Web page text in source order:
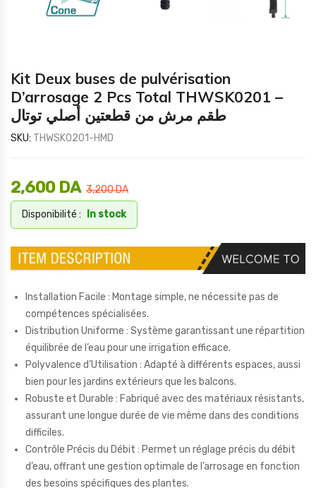
Kit Deux buses de pulvérisation
D’arrosage 2 Pcs Total THWSK0201 –
طقم مرش من قطعتين أصلي توتال
SKU: THWSK0201-HMD
3,200DA
2,600 DA
Disponibilité : In stock
Installation Facile : Montage simple, ne nécessite pas de
compétences spécialisées.
Distribution Uniforme : Système garantissant une répartition
équilibrée de l’eau pour une irrigation efficace.
Polyvalence d’Utilisation : Adapté à différents espaces, aussi
bien pour les jardins extérieurs que les balcons.
Robuste et Durable : Fabriqué avec des matériaux résistants,
assurant une longue durée de vie même dans des conditions
difficiles.
Contrôle Précis du Débit : Permet un réglage précis du débit
d’eau, offrant une gestion optimale de l’arrosage en fonction
des besoins spécifiques des plantes.